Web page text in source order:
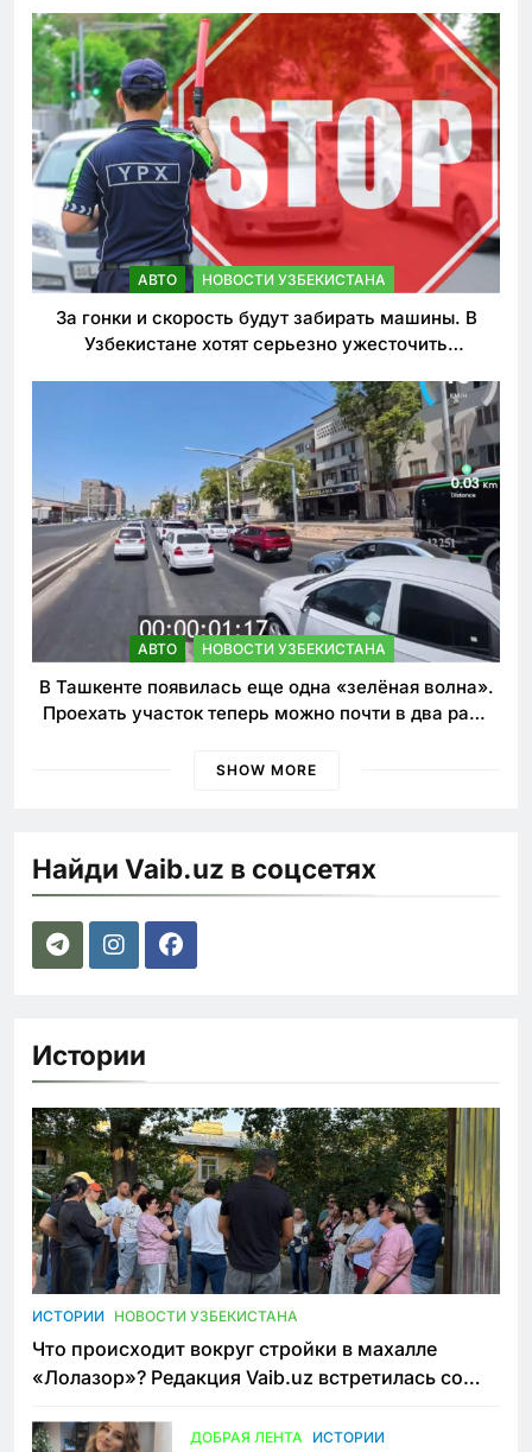
АВТО НОВОСТИ УЗБЕКИСТАНА
За гонки и скорость будут забирать машины. В
Узбекистане хотят серьезно ужесточить
АВТО НОВОСТИ УЗБЕКИСТАНА
В Ташкенте появилась еще одна «зелёная волна».
Проехать участок теперь можно почти в два раза
SHOW MORE
Найди Vaib.uz в соцсетях
Истории
ИСТОРИИ НОВОСТИ УЗБЕКИСТАНА
Что происходит вокруг стройки в махалле
«Лолазор»? Редакция Vaib.uz встретилась со
ДОБРАЯ ЛЕНТА ИСТОРИИ